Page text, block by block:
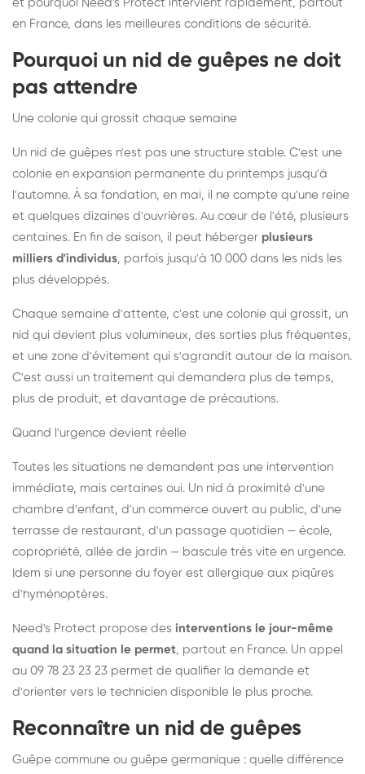
et pourquoi Need's Protect intervient rapidement, partout
en France, dans les meilleures conditions de sécurité.
Pourquoi un nid de guêpes ne doit
pas attendre
Une colonie qui grossit chaque semaine
Un nid de guêpes n'est pas une structure stable. C'est une
colonie en expansion permanente du printemps jusqu'à
l'automne. À sa fondation, en mai, il ne compte qu'une reine
et quelques dizaines d'ouvrières. Au cœur de l'été, plusieurs
centaines. En fin de saison, il peut héberger plusieurs
milliers d'individus, parfois jusqu'à 10 000 dans les nids les
plus développés.
Chaque semaine d'attente, c'est une colonie qui grossit, un
nid qui devient plus volumineux, des sorties plus fréquentes,
et une zone d'évitement qui s'agrandit autour de la maison.
C'est aussi un traitement qui demandera plus de temps,
plus de produit, et davantage de précautions.
Quand l'urgence devient réelle
Toutes les situations ne demandent pas une intervention
immédiate, mais certaines oui. Un nid à proximité d'une
chambre d'enfant, d'un commerce ouvert au public, d'une
terrasse de restaurant, d'un passage quotidien — école,
copropriété, allée de jardin — bascule très vite en urgence.
Idem si une personne du foyer est allergique aux piqûres
d'hyménoptères.
Need's Protect propose des interventions le jour-même
quand la situation le permet, partout en France. Un appel
au 09 78 23 23 23 permet de qualifier la demande et
d'orienter vers le technicien disponible le plus proche.
Reconnaître un nid de guêpes
Guêpe commune ou guêpe germanique : quelle différence